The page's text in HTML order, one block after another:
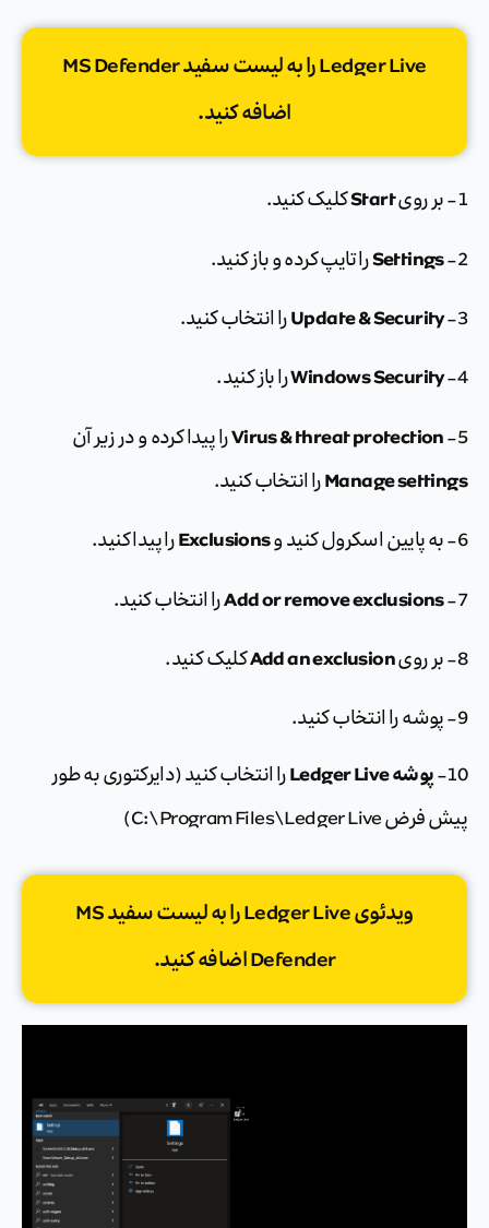
Ledger Live را به لیست سفید MS Defender
اضافه کنید.
1- بر روی Startکلیک کنید.
2-
Settingsرا تایپ کرده و باز کنید.
3-
Update & Security را انتخاب کنید.
4-
Windows Securityرا باز کنید.
5-
Virus & threat protectionرا پیدا کرده و در زیر آن
Manage settings را انتخاب کنید.
6- به پایین اسکرول کنید و Exclusions را پیدا کنید.
7-
Add or remove exclusionsرا انتخاب کنید.
8- بر روی Add an exclusionکلیک کنید.
9- پوشه را انتخاب کنید.
10- پوشه Ledger Live را انتخاب کنید (دایرکتوری به طور
پیش فرض C:\Program Files\Ledger Live)
ویدئوی Ledger Live را به لیست سفید MS
Defender اضافه کنید.